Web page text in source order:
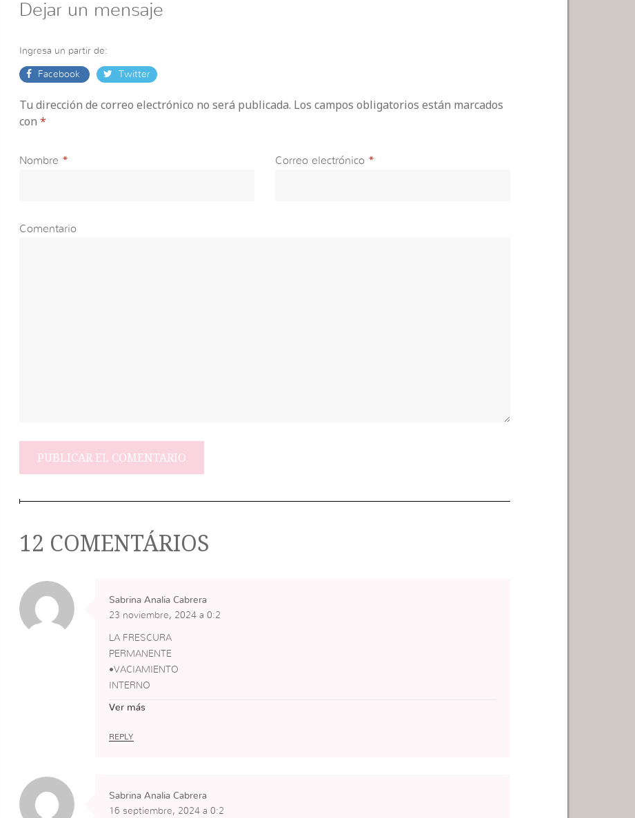
Dejar un mensaje
Ingresa un partir de:
Facebook Twitter
Tu dirección de correo electrónico no será publicada. Los campos obligatorios están marcados
con *
Nombre * Correo electrónico *
Comentario
12 COMENTÁRIOS
Sabrina Analia Cabrera
23 noviembre, 2024 a 0:2
LA FRESCURA
PERMANENTE
•VACIAMIENTO
INTERNO
•AHOGO
VERSUS
•MENTALIDAD NUEVA
(EL ENCARE DE LA
Ver más
REPLY
Sabrina Analia Cabrera
16 septiembre, 2024 a 0:2